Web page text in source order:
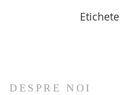
Etichete
DESPRE NOI